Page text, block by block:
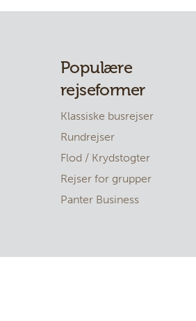
Populære
rejseformer
Klassiske busrejser
Rundrejser
Flod / Krydstogter
Rejser for grupper
Panter Business